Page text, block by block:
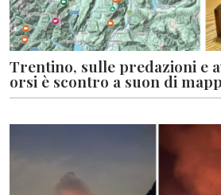
Trentino, sulle predazioni e
orsi è scontro a suon di